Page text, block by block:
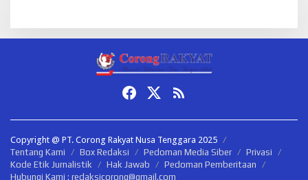
Copyright @ PT. Corong Rakyat Nusa Tenggara 2025
Tentang Kami
Box Redaksi Pedoman Media Siber
Privasi
Kode Etik Jurnalistik
Hak Jawab
Pedoman Pemberitaan
Hubungi Kami : redaksicorong@gmail.com